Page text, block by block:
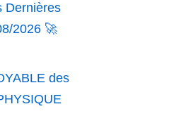
Dernières
2026 🚀
des